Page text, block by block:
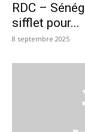
RDC –
sifflet pour...
8 septembre 2025